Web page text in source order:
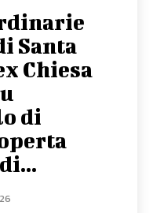
Santa
Chiesa
di